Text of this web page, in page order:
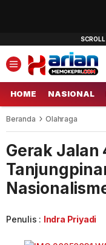
HOME NASIONAL
Beranda Olahraga
Gerak Jalan
Penulis : Indra Priyadi